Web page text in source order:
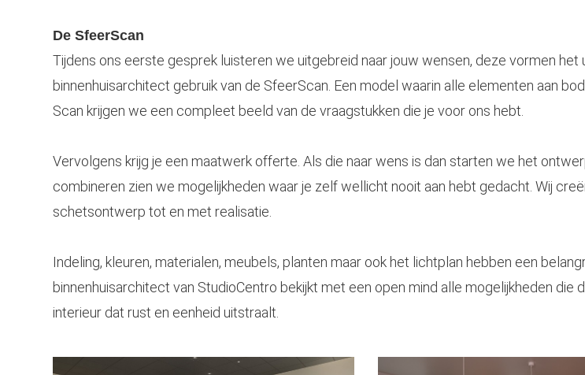
De SfeerScan
Tijdens ons eerste gesprek luisteren we uitgebreid naar jouw wensen, deze vormen het
binnenhuisarchitect gebruik van de SfeerScan. Een model waarin alle elementen aan
Scan krijgen we een compleet beeld van de vraagstukken die je voor ons hebt.
Vervolgens krijg je een maatwerk offerte. Als die naar wens is dan starten we het
combineren zien we mogelijkheden waar je zelf wellicht nooit aan hebt gedacht. Wij
schetsontwerp tot en met realisatie.
Indeling, kleuren, materialen, meubels, planten maar ook het lichtplan hebben een
binnenhuisarchitect van StudioCentro bekijkt met een open mind alle mogelijkheden
interieur dat rust en eenheid uitstraalt.